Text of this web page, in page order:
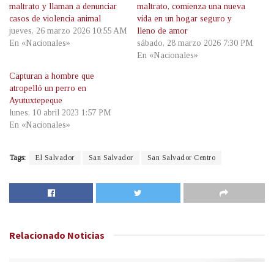
maltrato y llaman a denunciar
casos de violencia animal
jueves, 26 marzo 2026 10:55 AM
En «Nacionales»
maltrato, comienza una nueva
vida en un hogar seguro y
lleno de amor
sábado, 28 marzo 2026 7:30 PM
En «Nacionales»
Capturan a hombre que
atropelló un perro en
Ayutuxtepeque
lunes, 10 abril 2023 1:57 PM
En «Nacionales»
Tags: El Salvador San Salvador San Salvador Centro
Relacionado Noticias